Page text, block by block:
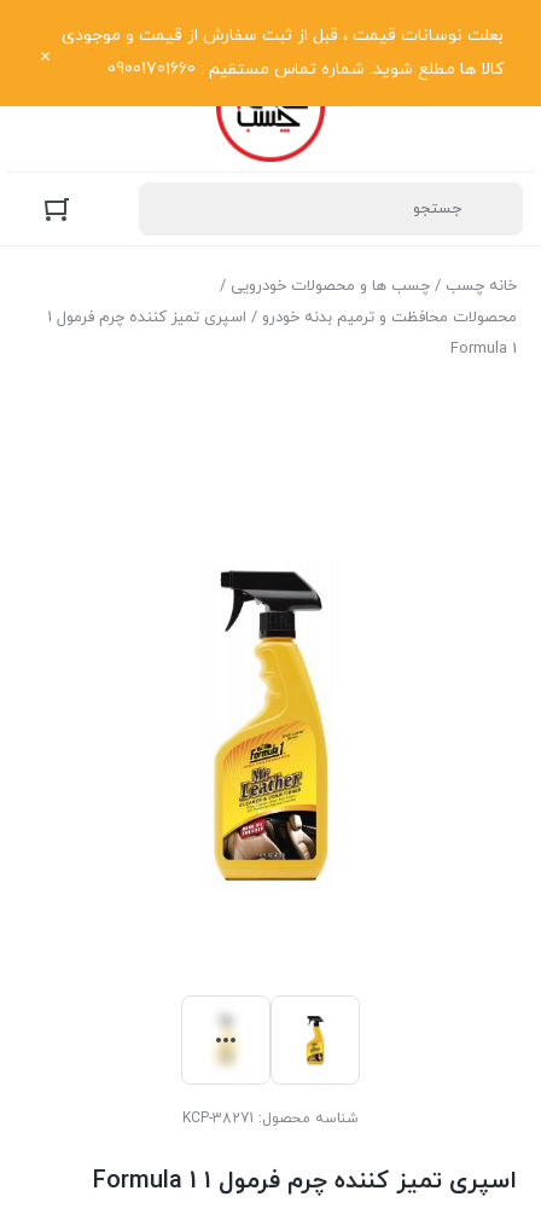
بعلت نوسانات قیمت ، قبل از ثبت سفارش از قیمت و موجودی
کالا ها مطلع شوید. شماره تماس مستقیم : 09001701660
خانه چسب / چسب ها و محصولات خودرویی /
محصولات محافظت و ترمیم بدنه خودرو
/ اسپری تمیز کننده چرم فرمول ۱
Formula 1
شناسه محصول: KCP-38271
اسپری تمیز کننده چرم فرمول ۱ Formula 1